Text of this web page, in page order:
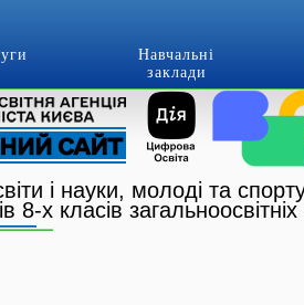
Навчальні
заклади
і науки, молоді та
8-х класів